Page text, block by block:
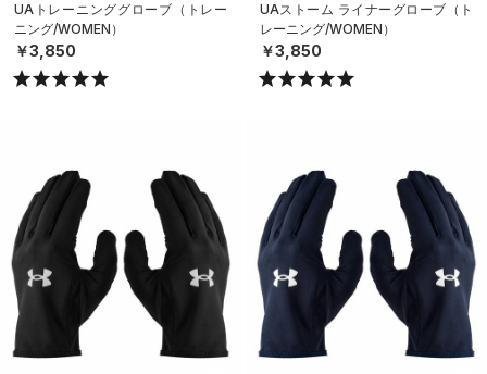
UAトレーニンググローブ（トレー
ニング/WOMEN）
￥3,850
UAストーム ライナーグローブ（ト
レーニング/WOMEN）
￥3,850